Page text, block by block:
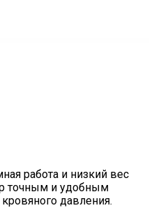
работа и низкий вес
точным и удобным
давления.